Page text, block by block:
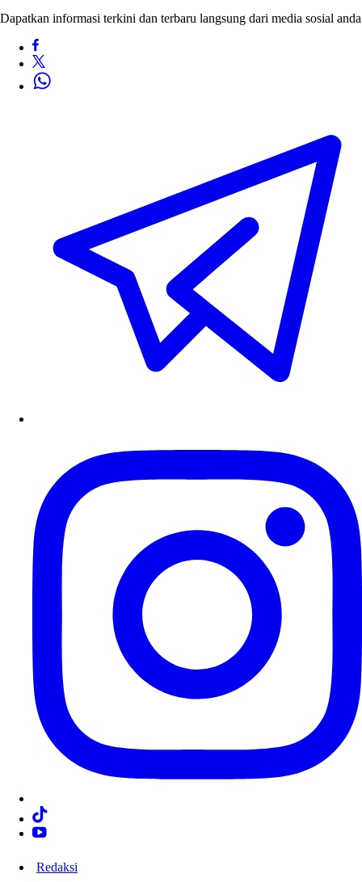
Dapatkan informasi terkini dan terbaru langsung dari media sosial anda
Redaksi